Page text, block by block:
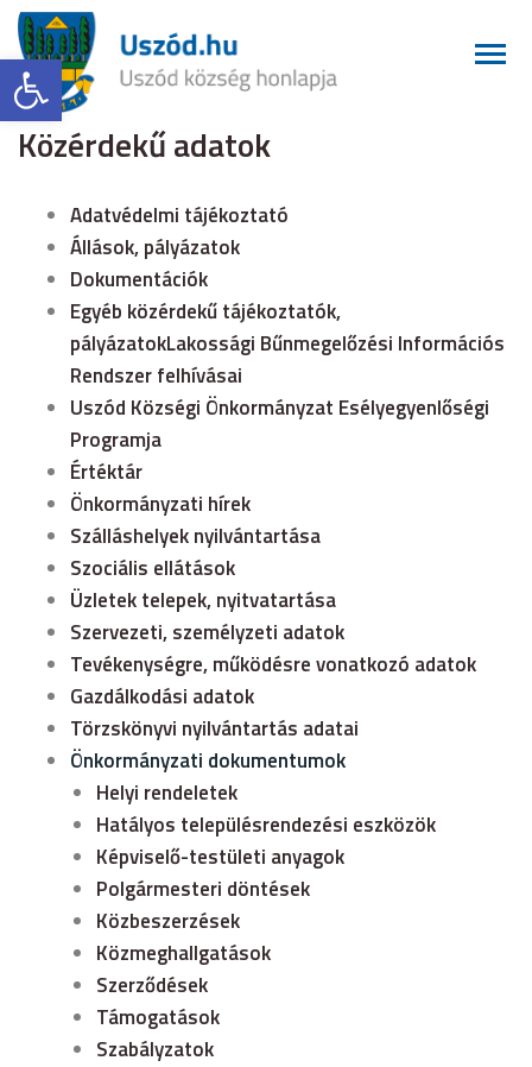
Eszköztár megnyitása
Közérdekű adatok
Adatvédelmi tájékoztató
Állások, pályázatok
Dokumentációk
Egyéb közérdekű tájékoztatók,
pályázatokLakossági Bűnmegelőzési Információs
Rendszer felhívásai
Uszód Községi Önkormányzat Esélyegyenlőségi
Programja
Értéktár
Önkormányzati hírek
Szálláshelyek nyilvántartása
Szociális ellátások
Üzletek telepek, nyitvatartása
Szervezeti, személyzeti adatok
Tevékenységre, működésre vonatkozó adatok
Gazdálkodási adatok
Törzskönyvi nyilvántartás adatai
Önkormányzati dokumentumok
Helyi rendeletek
Hatályos településrendezési eszközök
Képviselő-testületi anyagok
Polgármesteri döntések
Közbeszerzések
Közmeghallgatások
Szerződések
Támogatások
Szabályzatok